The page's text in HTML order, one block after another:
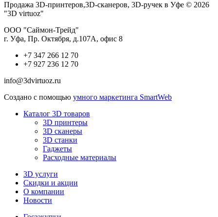
Продажа 3D-принтеров,3D-сканеров, 3D-ручек в Уфе © 2026
"3D virtuoz"
ООО "Саймон-Трейд"
г. Уфа, Пр. Октября, д.107А, офис 8
+7 347 266 12 70
+7 927 236 12 70
info@3dvirtuoz.ru
Создано с помощью умного маркетинга SmartWeb
Каталог 3D товаров
3D принтеры
3D сканеры
3D станки
Гаджеты
Расходные материалы
3D услуги
Скидки и акции
О компании
Новости